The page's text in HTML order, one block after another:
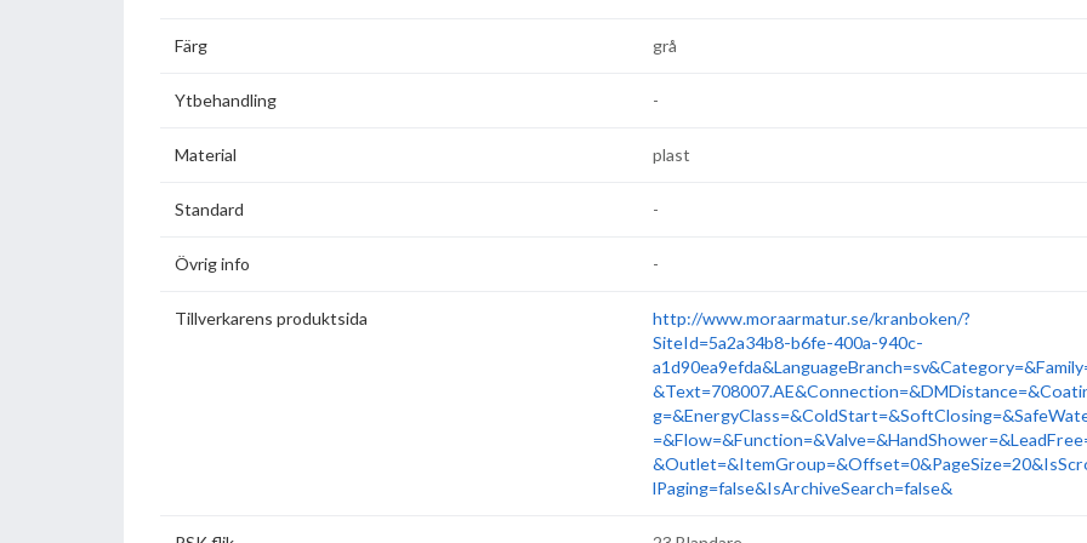
Färg grå
Ytbehandling -
Material plast
Standard -
Övrig info -
Tillverkarens produktsida
http://www.moraarmatur.se/kranboken/?
SiteId=5a2a34b8-b6fe-400a-940c-
lPaging=false&IsArchiveSearch=false&